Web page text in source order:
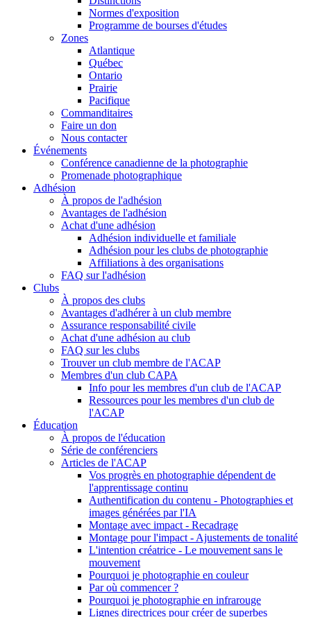
Normes d'exposition
Programme de bourses d'études
Zones
Atlantique
Québec
Ontario
Prairie
Pacifique
Commanditaires
Faire un don
Nous contacter
Événements
Conférence canadienne de la photographie
Promenade photographique
Adhésion
À propos de l'adhésion
Avantages de l'adhésion
Achat d'une adhésion
Adhésion individuelle et familiale
Adhésion pour les clubs de photographie
Affiliations à des organisations
FAQ sur l'adhésion
Clubs
À propos des clubs
Avantages d'adhérer à un club membre
Assurance responsabilité civile
Achat d'une adhésion au club
FAQ sur les clubs
Trouver un club membre de l'ACAP
Membres d'un club CAPA
Info pour les membres d'un club de l'ACAP
Ressources pour les membres d'un club de
l'ACAP
Éducation
À propos de l'éducation
Série de conférenciers
Articles de l'ACAP
Vos progrès en photographie dépendent de
l'apprentissage continu
Authentification du contenu - Photographies et
images générées par l'IA
Montage avec impact - Recadrage
Montage pour l'impact - Ajustements de tonalité
L'intention créatrice - Le mouvement sans le
mouvement
Pourquoi je photographie en couleur
Par où commencer ?
Pourquoi je photographie en infrarouge
Lignes directrices pour créer de superbes